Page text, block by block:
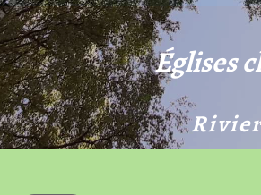
Églises